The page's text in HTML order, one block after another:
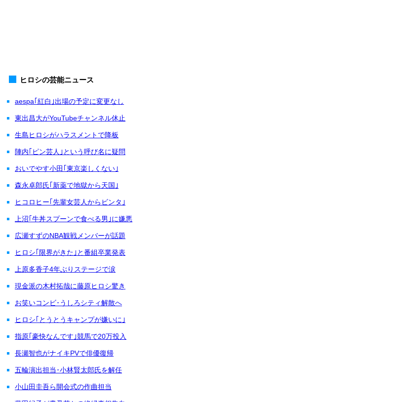
ヒロシの芸能ニュース
aespa｢紅白｣出場の予定に変更なし
東出昌大がYouTubeチャンネル休止
生島ヒロシがハラスメントで降板
陣内｢ピン芸人｣という呼び名に疑問
おいでやす小田｢東京楽しくない｣
森永卓郎氏｢新薬で地獄から天国｣
ヒコロヒー｢先輩女芸人からビンタ｣
上沼｢牛丼スプーンで食べる男｣に嫌悪
広瀬すずのNBA観戦メンバーが話題
ヒロシ｢限界がきた｣と番組卒業発表
上原多香子4年ぶりステージで涙
現金派の木村拓哉に藤原ヒロシ驚き
お笑いコンビ･うしろシティ解散へ
ヒロシ｢とうとうキャンプが嫌いに｣
指原｢豪快なんです｣競馬で20万投入
長瀬智也がナイキPVで俳優復帰
五輪演出担当･小林賢太郎氏を解任
小山田圭吾ら開会式の作曲担当